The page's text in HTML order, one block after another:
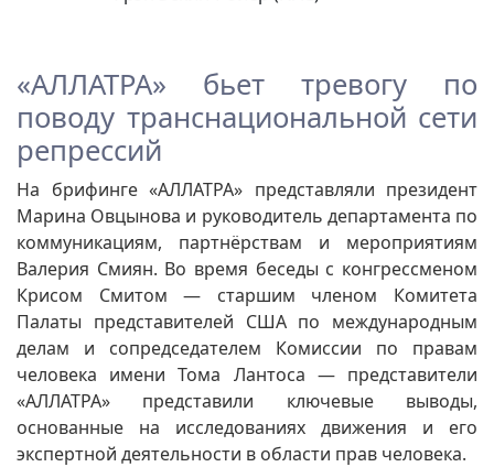
«АЛЛАТРА» бьет тревогу по
поводу транснациональной сети
репрессий
На брифинге «АЛЛАТРА» представляли президент
Марина Овцынова и руководитель департамента по
коммуникациям, партнёрствам и мероприятиям
Валерия Смиян. Во время беседы с конгрессменом
Крисом Смитом — старшим членом Комитета
Палаты представителей США по международным
делам и сопредседателем Комиссии по правам
человека имени Тома Лантоса — представители
«АЛЛАТРА» представили ключевые выводы,
основанные на исследованиях движения и его
экспертной деятельности в области прав человека.